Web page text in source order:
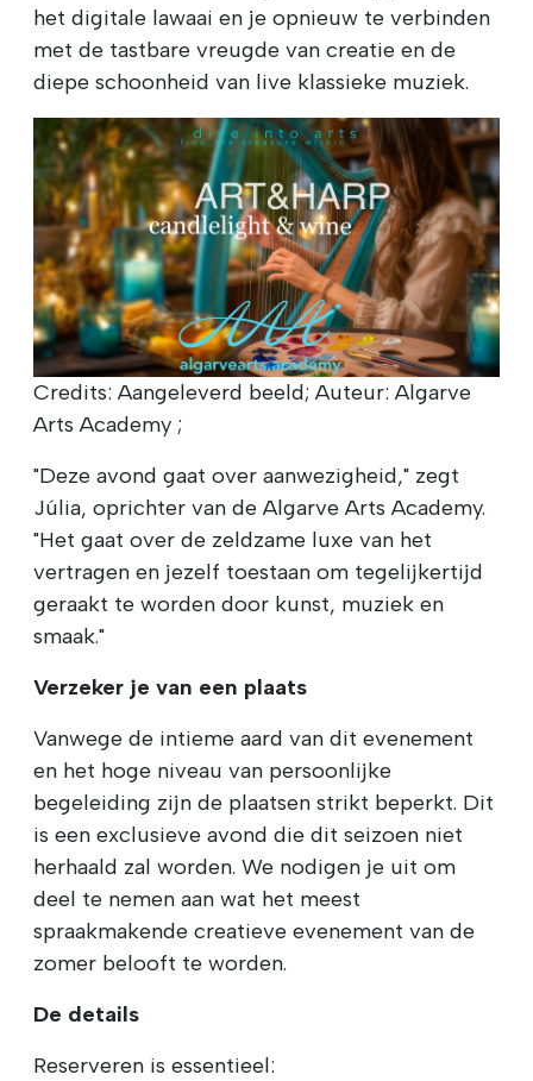
het digitale lawaai en je opnieuw te verbinden
met de tastbare vreugde van creatie en de
diepe schoonheid van live klassieke muziek.
Credits: Aangeleverd beeld; Auteur: Algarve
Arts Academy ;
"Deze avond gaat over aanwezigheid," zegt
Júlia, oprichter van de Algarve Arts Academy.
"Het gaat over de zeldzame luxe van het
vertragen en jezelf toestaan om tegelijkertijd
geraakt te worden door kunst, muziek en
smaak."
Verzeker je van een plaats
Vanwege de intieme aard van dit evenement
en het hoge niveau van persoonlijke
begeleiding zijn de plaatsen strikt beperkt. Dit
is een exclusieve avond die dit seizoen niet
herhaald zal worden. We nodigen je uit om
deel te nemen aan wat het meest
spraakmakende creatieve evenement van de
zomer belooft te worden.
De details
Reserveren is essentieel: